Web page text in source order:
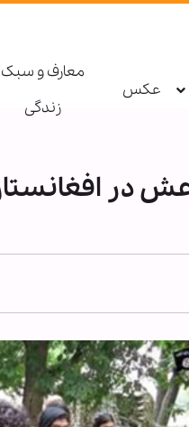
عکس
معارف و سبک
زندگی
در
حرم